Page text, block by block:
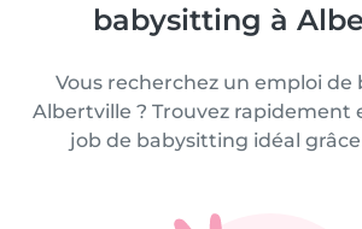
babysitting à
Vous recherchez un emploi de
Albertville ? Trouvez rapidement
job de babysitting idéal